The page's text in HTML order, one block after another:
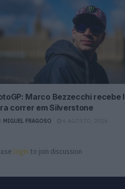
Marco Bezzecchi recebe
correr em Silverstone
MIGUEL FRAGOSO 6 AGOSTO, 2026
login to join discussion